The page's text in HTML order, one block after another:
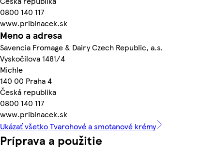
0800 140 117
www.pribinacek.sk
Meno a adresa
Savencia Fromage & Dairy Czech Republic, a.s.
Vyskočilova 1481/4
Michle
140 00 Praha 4
Česká republika
0800 140 117
www.pribinacek.sk
Ukázať všetko Tvarohové a smotanové krémy
Príprava a použitie